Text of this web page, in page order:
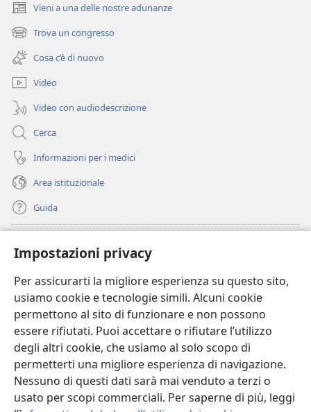
Impostazioni privacy
Per assicurarti la migliore esperienza su questo sito,
usiamo cookie e tecnologie simili. Alcuni cookie
permettono al sito di funzionare e non possono
essere rifiutati. Puoi accettare o rifiutare l’utilizzo
degli altri cookie, che usiamo al solo scopo di
permetterti una migliore esperienza di navigazione.
Nessuno di questi dati sarà mai venduto a terzi o
usato per scopi commerciali. Per saperne di più, leggi
Vieni a una delle nostre adunanze
(apre
una
nuova
finestra)
Trova un congresso
(apre
una
nuova
finestra)
Cosa c’è di nuovo
Video
Video con audiodescrizione
Cerca
Informazioni per i medici
Area istituzionale
Guida
(apre
una
nuova
finestra)
BIBLIOTECA ONLINE Watchtower
(apre
una
nuova
finestra)
JW Hub
(apre
una
nuova
finestra)
JW Library
Watchtower Library®